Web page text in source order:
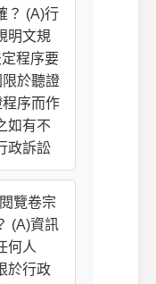
？ (A)行
明文規
程序要
於聽證
序而作
如有不
政訴訟
覽卷宗
(A)資訊
何人
於行政